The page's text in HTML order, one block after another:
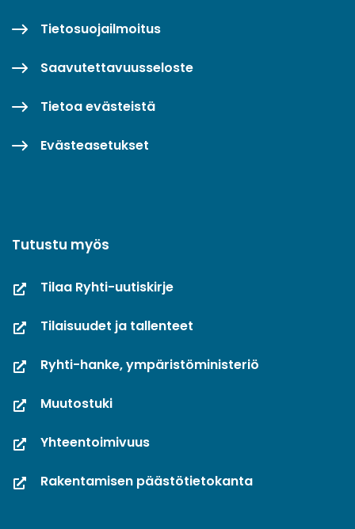
Tietosuojailmoitus
Saavutettavuusseloste
Tietoa evästeistä
Evästeasetukset
Tutustu myös
Tilaa Ryhti-uutiskirje
Tilaisuudet ja tallenteet
Ryhti-hanke, ympäristöministeriö
Muutostuki
Yhteentoimivuus
Rakentamisen päästötietokanta